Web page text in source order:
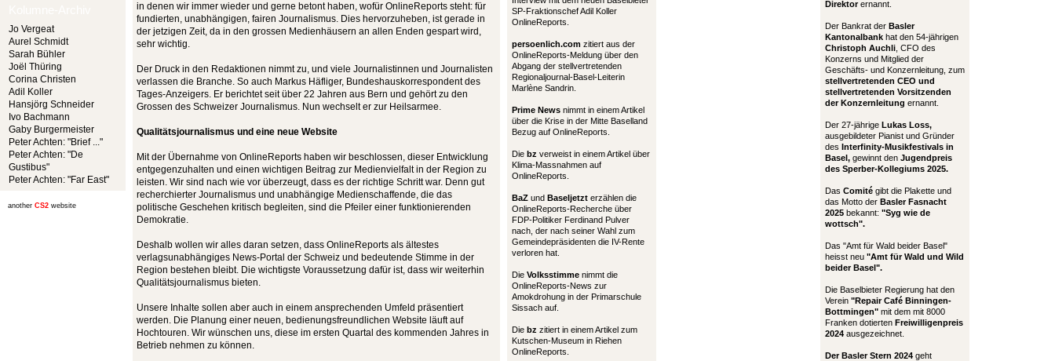
Jo Vergeat
Aurel Schmidt
Sarah Bühler
Joël Thüring
Corina Christen
Adil Koller
Hansjörg Schneider
Ivo Bachmann
Gaby Burgermeister
Peter Achten: "Brief ..."
Peter Achten: "De
Gustibus"
Peter Achten: "Far East"
another CS2 website
in denen wir immer wieder und gerne betont haben, wofür OnlineReports steht: für
fundierten, unabhängigen, fairen Journalismus. Dies hervorzuheben, ist gerade in
der jetzigen Zeit, da in den grossen Medienhäusern an allen Enden gespart wird,
sehr wichtig.
Der Druck in den Redaktionen nimmt zu, und viele Journalistinnen und Journalisten
verlassen die Branche. So auch Markus Häfliger, Bundeshauskorrespondent des
Tages-Anzeigers. Er berichtet seit über 22 Jahren aus Bern und gehört zu den
Grossen des Schweizer Journalismus. Nun wechselt er zur Heilsarmee.
Qualitätsjournalismus und eine neue Website
Mit der Übernahme von OnlineReports haben wir beschlossen, dieser Entwicklung
entgegenzuhalten und einen wichtigen Beitrag zur Medienvielfalt in der Region zu
leisten. Wir sind nach wie vor überzeugt, dass es der richtige Schritt war. Denn gut
recherchierter Journalismus und unabhängige Medienschaffende, die das
politische Geschehen kritisch begleiten, sind die Pfeiler einer funktionierenden
Demokratie.
Deshalb wollen wir alles daran setzen, dass OnlineReports als ältestes
verlagsunabhängiges News-Portal der Schweiz und bedeutende Stimme in der
Region bestehen bleibt. Die wichtigste Voraussetzung dafür ist, dass wir weiterhin
Qualitätsjournalismus bieten.
Unsere Inhalte sollen aber auch in einem ansprechenden Umfeld präsentiert
werden. Die Planung einer neuen, bedienungsfreundlichen Website läuft auf
Hochtouren. Wir wünschen uns, diese im ersten Quartal des kommenden Jahres in
Betrieb nehmen zu können.
SP-Fraktionschef Adil Koller
OnlineReports.
persoenlich.com zitiert aus der
OnlineReports-Meldung über den
Abgang der stellvertretenden
Regionaljournal-Basel-Leiterin
Marlène Sandrin.
Prime News nimmt in einem Artikel
über die Krise in der Mitte Baselland
Bezug auf OnlineReports.
Die bz verweist in einem Artikel über
Klima-Massnahmen auf
OnlineReports.
BaZ und Baseljetzt erzählen die
OnlineReports-Recherche über
FDP-Politiker Ferdinand Pulver
nach, der nach seiner Wahl zum
Gemeindepräsidenten die IV-Rente
verloren hat.
Die Volksstimme nimmt die
OnlineReports-News zur
Amokdrohung in der Primarschule
Sissach auf.
Die bz zitiert in einem Artikel zum
Kutschen-Museum in Riehen
OnlineReports.
Direktorernannt.
Der Bankrat der Basler
Kantonalbank hat den 54-jährigen
Christoph Auchli , CFO des
Konzerns und Mitglied der
Geschäfts- und Konzernleitung, zum
stellvertretenden CEO und
stellvertretenden Vorsitzenden
der Konzernleitung ernannt.
Der 27-jährige Lukas Loss,
ausgebildeter Pianist und Gründer
des Interfinity-Musikfestivals in
Basel, gewinnt den Jugendpreis
des Sperber-Kollegiums 2025.
Das Comité gibt die Plakette und
das Motto der Basler Fasnacht
2025 bekannt: "Syg wie de
wottsch".
Das "Amt für Wald beider Basel"
heisst neu "Amt für Wald und Wild
beider Basel".
Die Baselbieter Regierung hat den
Verein "Repair Café Binningen-
Bottmingen" mit dem mit 8000
Franken dotierten Freiwilligenpreis
2024 ausgezeichnet.
Der Basler Stern 2024 geht